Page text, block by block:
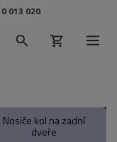
013 020
Nosiče kol na zadní
dveře